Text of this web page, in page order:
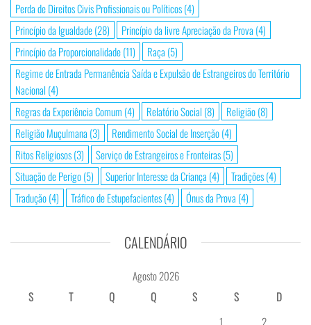
Perda de Direitos Civis Profissionais ou Políticos(4)
Princípio da Igualdade(28) Princípio da livre Apreciação da Prova (4)
Princípio da Proporcionalidade(11) Raça (5)
Regime de Entrada Permanência Saída e Expulsão de Estrangeiros do Território
Nacional (4)
Regras da Experiência Comum (4) Relatório Social (8) Religião(8)
Religião Muçulmana (3) Rendimento Social de Inserção(4)
Ritos Religiosos(3) Serviço de Estrangeiros e Fronteiras(5)
Situação de Perigo(5) Superior Interesse da Criança (4) Tradições(4)
Tradução(4) Tráfico de Estupefacientes(4) Ónus da Prova (4)
CALENDÁRIO
Agosto 2026
S
T Q Q S S
D
1
2